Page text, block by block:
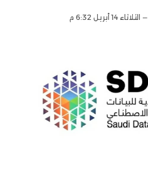
الثلاثاء 14 أبريل 6:32 م